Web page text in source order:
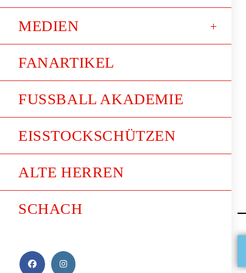
MEDIEN
FANARTIKEL
FUSSBALL AKADEMIE
EISSTOCKSCHÜTZEN
ALTE HERREN
SCHACH